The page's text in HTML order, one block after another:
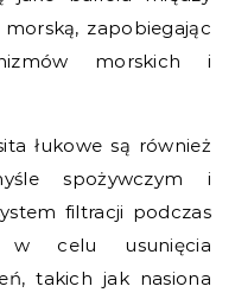
zapobiegając
morskich i
łukowe są również
spożywczym i
filtracji podczas
w celu usunięcia
takich jak nasiona